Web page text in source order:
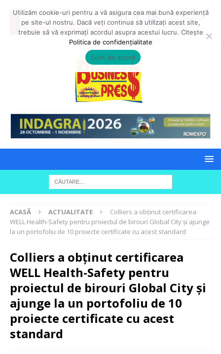
ACASĂ ACTUALITATE
Colliers a obținut certificarea
WELL Health-Safety pentru proiectul de birouri Global City și ajunge
la un portofoliu de 10 proiecte certificate cu acest standard
Colliers a obținut certificarea
WELL Health-Safety pentru
proiectul de birouri Global City și
ajunge la un portofoliu de 10
proiecte certificate cu acest
standard
Utilizăm cookie-uri pentru a vă asigura cea mai bună experiență
pe site-ul nostru. Dacă veți continua să utilizați acest site,
trebuie să vă exprimați acordul asupra acestui lucru. Citește
Politica de confidențialitate
Sunt de acord